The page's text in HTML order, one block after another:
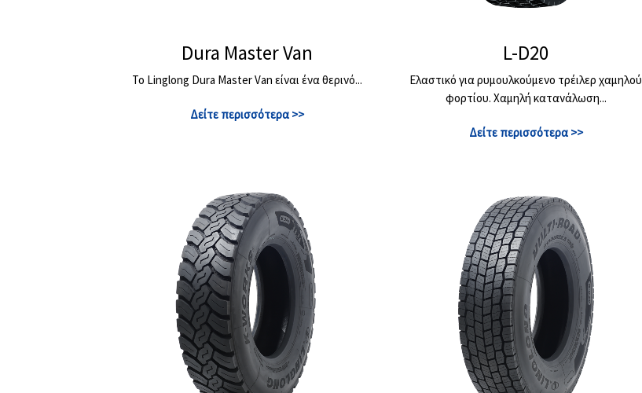
Dura Master Van
Το Linglong Dura Master Van είναι ένα θερινό...
Δείτε περισσότερα >>
L-D20
Ελαστικό για ρυμουλκούμενο τρέιλερ χαμηλού
φορτίου. Χαμηλή κατανάλωση...
Δείτε περισσότερα >>